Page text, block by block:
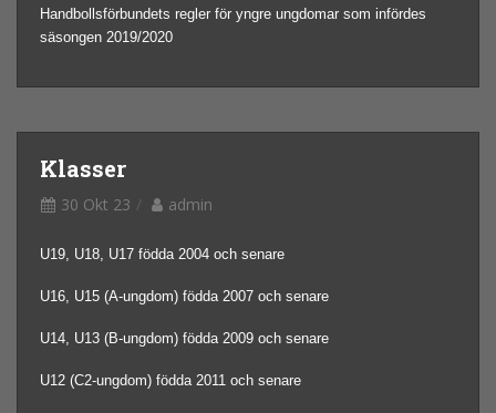
Handbollsförbundets regler för yngre ungdomar som infördes
säsongen 2019/2020
Klasser
30 Okt 23 admin
U19, U18, U17 födda 2004 och senare
U16, U15 (A-ungdom) födda 2007 och senare
U14, U13 (B-ungdom) födda 2009 och senare
U12 (C2-ungdom) födda 2011 och senare